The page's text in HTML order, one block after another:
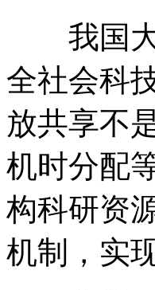
我国
全社会科
放共享不
机时分配
构科研资
机制，实